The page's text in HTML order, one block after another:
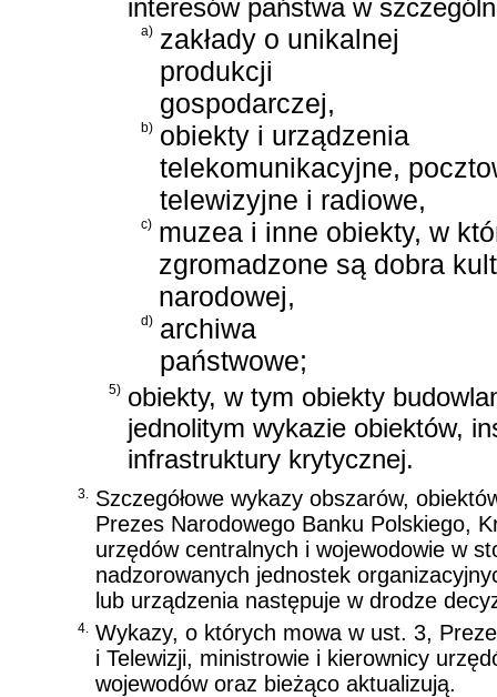
interesów państwa w
a) zakłady o unikalnej
produkcji
gospodarczej,
b) obiekty i urządzenia
telekomunikacyjne,
telewizyjne i radiowe,
c) muzea i inne obiekty, w
zgromadzone są dobra
narodowej,
d) archiwa
państwowe;
5) obiekty, w tym obiekty
jednolitym wykazie obiektów,
infrastruktury krytycznej.
3.
Szczegółowe wykazy obszarów,
Prezes Narodowego Banku Polskiego,
urzędów centralnych i wojewodowie w
nadzorowanych jednostek
lub urządzenia następuje w drodze
4.
Wykazy, o których mowa w ust. 3,
i Telewizji, ministrowie i kierownicy
wojewodów oraz bieżąco aktualizują.